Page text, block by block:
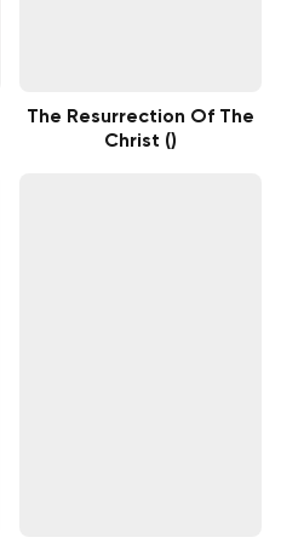
The Resurrection Of The
Christ ()